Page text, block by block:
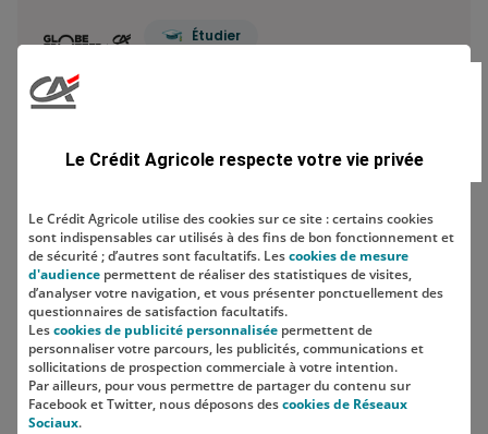
Étudier
Combien de comptes bancaires
peut-on avoir ? Le…
Economiser
Comment construire sa stratégie
d'épargne ?
Le Crédit Agricole respecte votre vie privée
Le Crédit Agricole utilise des cookies sur ce site : certains cookies
sont indispensables car utilisés à des fins de bon fonctionnement et
de sécurité ; d’autres sont facultatifs. Lescookies de mesure
d'audience permettent de réaliser des statistiques de visites,
d’analyser votre navigation, et vous présenter ponctuellement des
questionnaires de satisfaction facultatifs.
Lescookies de publicité personnalisée permettent de
personnaliser votre parcours, les publicités, communications et
sollicitations de prospection commerciale à votre intention.
Par ailleurs, pour vous permettre de partager du contenu sur
Facebook et Twitter, nous déposons descookies de Réseaux
Sociaux.